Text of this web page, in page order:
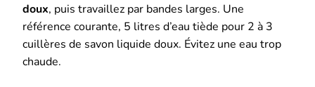
doux, puis travaillez par bandes larges. Une
référence courante, 5 litres d’eau tiède pour 2 à 3
cuillères de savon liquide doux. Évitez une eau trop
chaude.